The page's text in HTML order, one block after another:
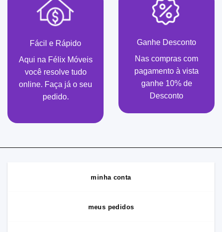
Fácil e Rápido
Aqui na Félix Móveis
você resolve tudo
online. Faça já o seu
pedido.
Ganhe Desconto
Nas compras com
pagamento à vista
ganhe 10% de
Desconto
minha conta
meus pedidos